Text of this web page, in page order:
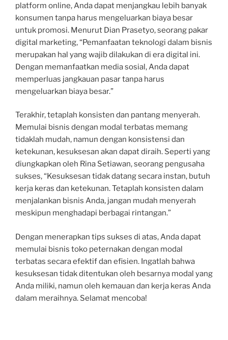
platform online, Anda dapat menjangkau lebih banyak
konsumen tanpa harus mengeluarkan biaya besar
untuk promosi. Menurut Dian Prasetyo, seorang pakar
digital marketing, “Pemanfaatan teknologi dalam bisnis
merupakan hal yang wajib dilakukan di era digital ini.
Dengan memanfaatkan media sosial, Anda dapat
memperluas jangkauan pasar tanpa harus
mengeluarkan biaya besar.”
Terakhir, tetaplah konsisten dan pantang menyerah.
Memulai bisnis dengan modal terbatas memang
tidaklah mudah, namun dengan konsistensi dan
ketekunan, kesuksesan akan dapat diraih. Seperti yang
diungkapkan oleh Rina Setiawan, seorang pengusaha
sukses, “Kesuksesan tidak datang secara instan, butuh
kerja keras dan ketekunan. Tetaplah konsisten dalam
menjalankan bisnis Anda, jangan mudah menyerah
meskipun menghadapi berbagai rintangan.”
Dengan menerapkan tips sukses di atas, Anda dapat
memulai bisnis toko peternakan dengan modal
terbatas secara efektif dan efisien. Ingatlah bahwa
kesuksesan tidak ditentukan oleh besarnya modal yang
Anda miliki, namun oleh kemauan dan kerja keras Anda
dalam meraihnya. Selamat mencoba!